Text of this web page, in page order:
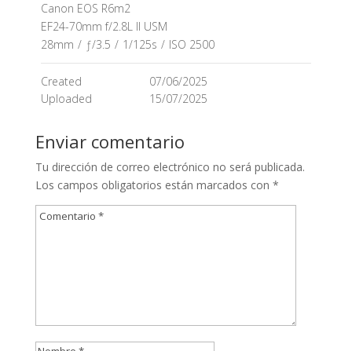
Canon EOS R6m2
EF24-70mm f/2.8L II USM
28mm / ƒ/3.5 / 1/125s / ISO 2500
Created
07/06/2025
Uploaded
15/07/2025
Enviar comentario
Tu dirección de correo electrónico no será publicada.
Los campos obligatorios están marcados con *